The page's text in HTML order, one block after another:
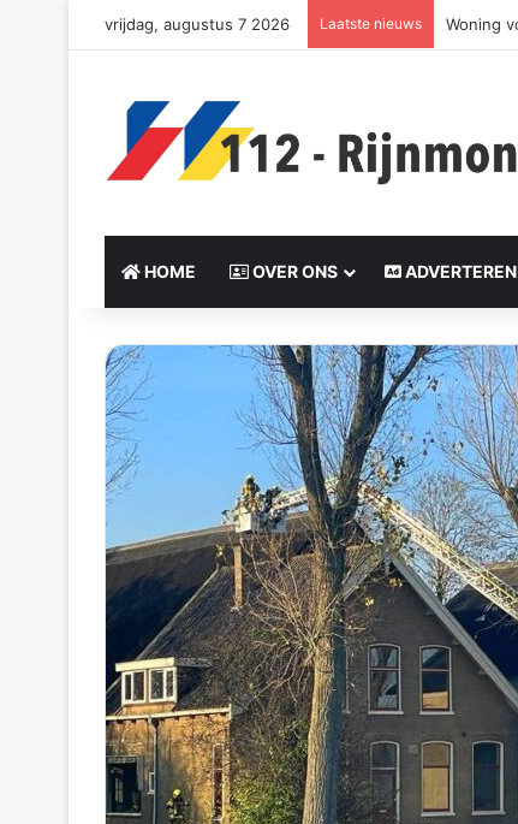
vrijdag, augustus 7 2026 Laatste nieuws Zeer
HOME OVER ONS ADVERTEREN
Send
email